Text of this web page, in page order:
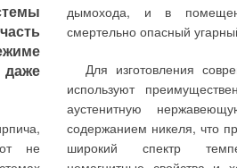
не
дымохода, и в
смертельно опасный
Для изготовления
используют
аустенитную
содержанием никеля, что
широкий спектр
по
на
воды
помощью мобильных
помощью маленького
даже небольшим
всеми явными удобствами
показаний.
Точность и